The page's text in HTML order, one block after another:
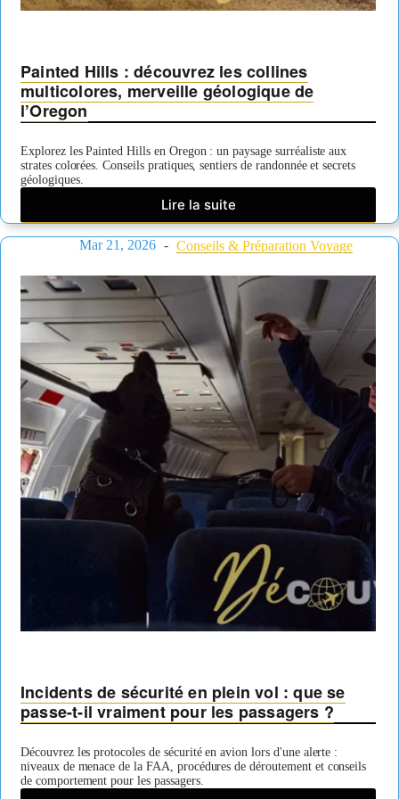
Painted Hills : découvrez les collines
multicolores, merveille géologique de
l’Oregon
Explorez les Painted Hills en Oregon : un paysage surréaliste aux
strates colorées. Conseils pratiques, sentiers de randonnée et secrets
géologiques.
Lire la suite
Painted
Hills
:
les
collines
multicolores,
merveille
géologique
de
l’Oregon
Mar 21, 2026 Conseils & Préparation Voyage
Incidents de sécurité en plein vol : que se
passe-t-il vraiment pour les passagers ?
Découvrez les protocoles de sécurité en avion lors d'une alerte :
niveaux de menace de la FAA, procédures de déroutement et conseils
de comportement pour les passagers.